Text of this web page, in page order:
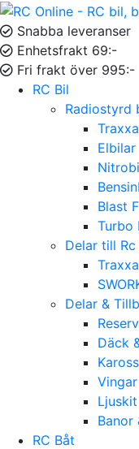
Snabba leveranser
Enhetsfrakt 69:-
Fri frakt över 995:-
RC Bil
Radiostyrd
Elbilar
Blast
Turbo
Delar till Rc
Delar &
Däck
Vingar
Banor
RC Båt